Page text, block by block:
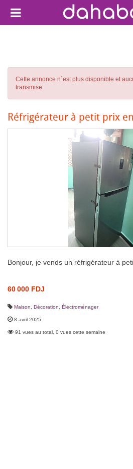
Cette annonce n´est plus disponible et
transmise.
Réfrigérateur à petit prix
Bonjour, je vends un réfrigérateur à
60 000 FDJ
Maison, Décoration Électroménager
8 avril 2025
91 vues au total, 0 vues cette semaine